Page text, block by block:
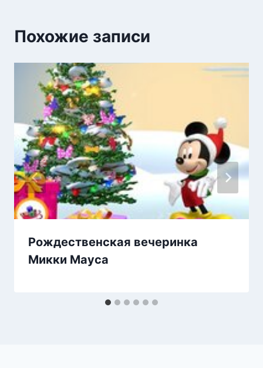
Похожие записи
Рождественская вечеринка
Микки Мауса